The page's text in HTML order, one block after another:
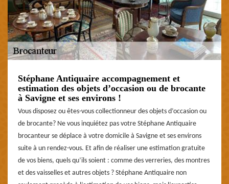
Stéphane Antiquaire accompagnement et
estimation des objets d’occasion ou de brocante
à Savigne et ses environs !
Vous disposez ou êtes-vous collectionneur des objets d’occasion ou
de brocante? Ne vous inquiétez pas votre Stéphane Antiquaire
brocanteur se déplace à votre domicile à Savigne et ses environs
suite à un rendez-vous. Et afin de réaliser une estimation gratuite
de vos biens, quels qu’ils soient : comme des verreries, des montres
et des vaisselles et autres objets ? Stéphane Antiquaire non